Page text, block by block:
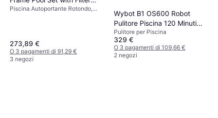
Pump Ø3.66x1m
Piscina Autoportante Rotondo,
273,89 €
O 3 pagamenti di 91,29 €
3 negozi
Wybot B1 OS600 Robot
Pulitore Piscina 120 Minuti
180 m
Pulitore per Piscina
329 €
O 3 pagamenti di 109,66 €
2 negozi